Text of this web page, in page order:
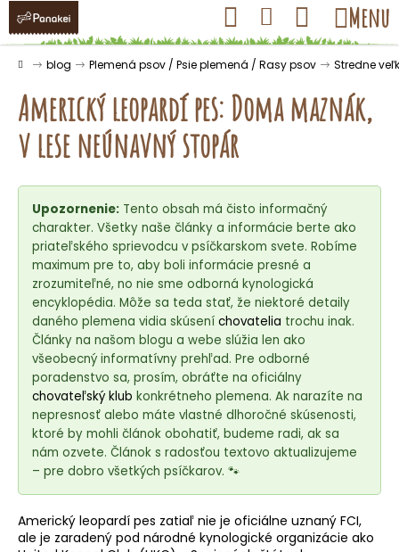
Prejsť
obsah
Hľadať Prihlásenie
Nákupný
košík
Menu
Domov
blog Plemená psov / Psie plemená / Rasy psov Stredne
Americký leopardí pes: Doma maznák,
v lese neúnavný stopár
Upozornenie: Tento obsah má čisto informačný
charakter. Všetky naše články a informácie berte ako
priateľského sprievodcu v psíčkarskom svete. Robíme
maximum pre to, aby boli informácie presné a
zrozumiteľné, no nie sme odborná kynologická
encyklopédia. Môže sa teda stať, že niektoré detaily
daného plemena vidia skúsení chovatelia trochu inak.
Články na našom blogu a webe slúžia len ako
všeobecný informatívny prehľad. Pre odborné
poradenstvo sa, prosím, obráťte na oficiálny
chovateľský klub konkrétneho plemena. Ak narazíte na
nepresnosť alebo máte vlastné dlhoročné skúsenosti,
ktoré by mohli článok obohatiť, budeme radi, ak sa
nám ozvete. Článok s radosťou textovo aktualizujeme
– pre dobro všetkých psíčkarov. 🐾
Americký leopardí pes zatiaľ nie je oficiálne uznaný FCI,
ale je zaradený pod národné kynologické organizácie ako
K
o Späť
Späť
o
á
j
s